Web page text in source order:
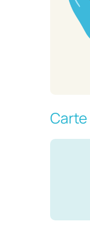
Carte